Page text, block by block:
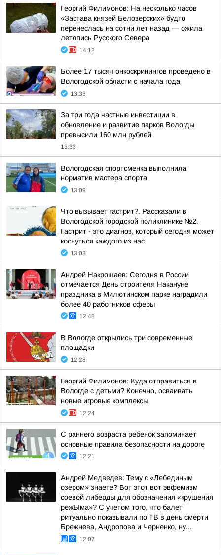
Георгий Филимонов: На несколько часов
«Застава князей Белозерских» будто
перенеслась на сотни лет назад — ожила
летопись Русского Севера
14:12
Более 17 тысяч онкоскринингов проведено в
Вологодской области с начала года
13:33
За три года частные инвестиции в
обновление и развитие парков Вологды
превысили 160 млн рублей
13:33
Вологодская спортсменка выполнила
норматив мастера спорта
13:09
Что вызывает гастрит?. Рассказали в
Вологодской городской поликлинике №2.
Гастрит - это диагноз, который сегодня может
коснуться каждого из нас
13:03
Андрей Накрошаев: Сегодня в России
отмечается День строителя Накануне
праздника в Милютинском парке наградили
более 40 работников сферы
12:48
В Вологде открылись три современные
площадки
12:28
Георгий Филимонов: Куда отправиться в
Вологде с детьми? Конечно, осваивать
новые игровые комплексы
12:24
С раннего возраста ребенок запоминает
основные правила безопасности на дороге
12:21
Андрей Медведев: Тему с «Лебединым
озером» знаете? Вот этот вот эвфемизм
соевой либерды для обозначения «крушения
режЫма»? С учетом того, что балет
ритуально показывали по ТВ в день смерти
Брежнева, Андропова и Черненко, ну...
12:07